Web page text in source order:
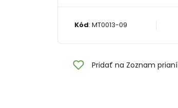
Kód: MT0013-09
Pridať na Zoznam prianí